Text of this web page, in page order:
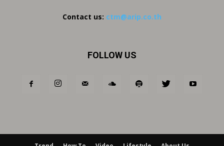
Contact us: ctm@arip.co.th
FOLLOW US